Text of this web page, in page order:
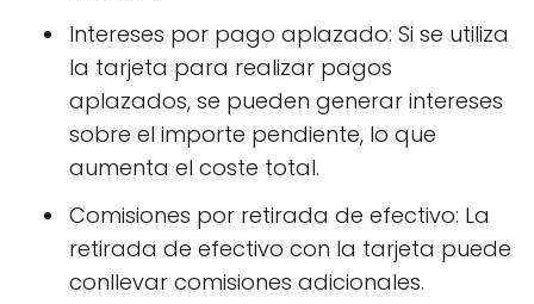
Intereses por pago aplazado: Si se utiliza
la tarjeta para realizar pagos
aplazados, se pueden generar intereses
sobre el importe pendiente, lo que
aumenta el coste total.
Comisiones por retirada de efectivo: La
retirada de efectivo con la tarjeta puede
conllevar comisiones adicionales.